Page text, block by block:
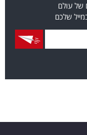
של עולם
שלכם